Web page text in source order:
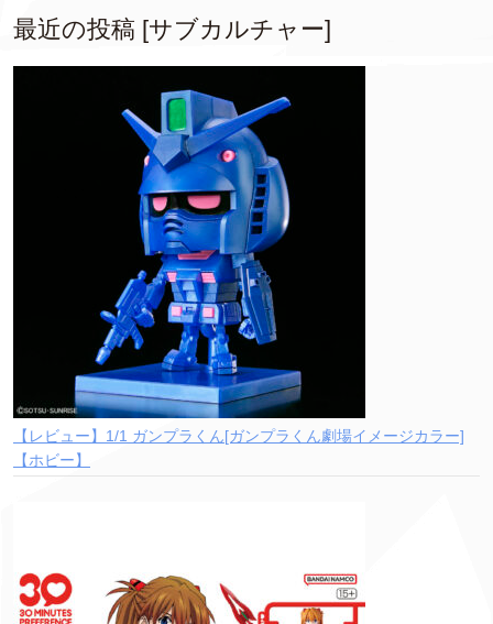
最近の投稿 [サブカルチャー]
【レビュー】1/1 ガンプラくん[ガンプラくん劇場イメージカラー]
【ホビー】